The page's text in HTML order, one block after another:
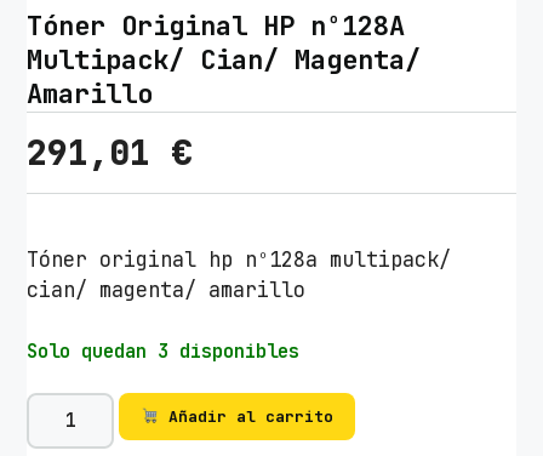
Tóner Original HP nº128A
Multipack/ Cian/ Magenta/
Amarillo
291,01 €
Tóner original hp nº128a multipack/
cian/ magenta/ amarillo
Solo quedan 3 disponibles
T
ó
Añadir al carrito